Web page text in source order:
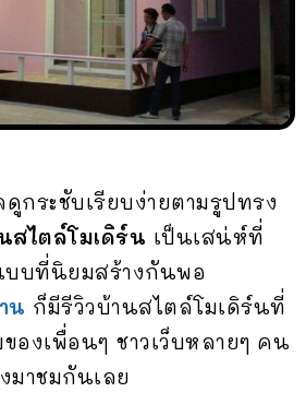
กระชับเรียบง่ายตามรูปทรง
สไตล์โมเดิร์น เป็นเสน่ห์ที่
บบที่นิยมสร้างกันพอ
น ก็มีรีวิวบ้านสไตล์โมเดิร์นที่
องเพื่อนๆ ชาวเว็บหลายๆ คน
มาชมกันเลย